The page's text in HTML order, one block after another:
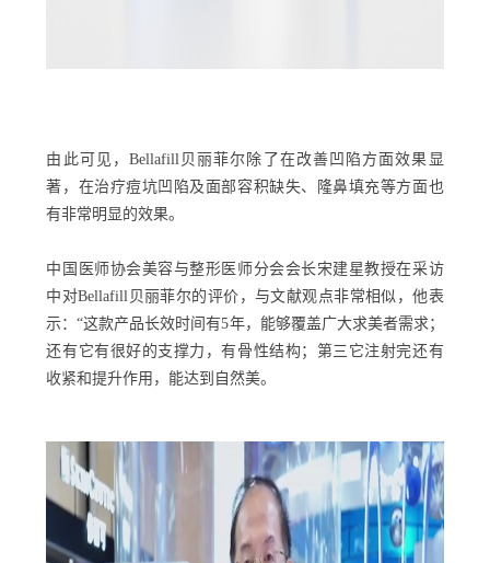
由此可见，Bellafill贝丽菲尔除了在改善凹陷方面效果显
著，在治疗痘坑凹陷及面部容积缺失、隆鼻填充等方面也
有非常明显的效果。
中国医师协会美容与整形医师分会会长宋建星教授在采访
中对Bellafill贝丽菲尔的评价，与文献观点非常相似，他表
示：“这款产品长效时间有5年，能够覆盖广大求美者需求；
还有它有很好的支撑力，有骨性结构；第三它注射完还有
收紧和提升作用，能达到自然美。